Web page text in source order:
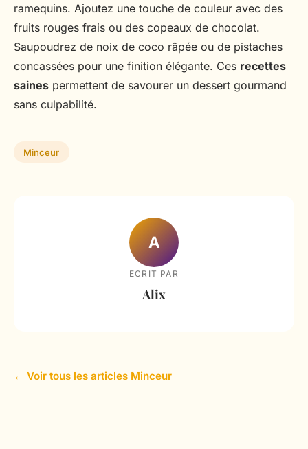
ramequins. Ajoutez une touche de couleur avec des
fruits rouges frais ou des copeaux de chocolat.
Saupoudrez de noix de coco râpée ou de pistaches
concassées pour une finition élégante. Ces recettes
saines permettent de savourer un dessert gourmand
sans culpabilité.
Minceur
A
ECRIT PAR
Alix
← Voir tous les articles Minceur